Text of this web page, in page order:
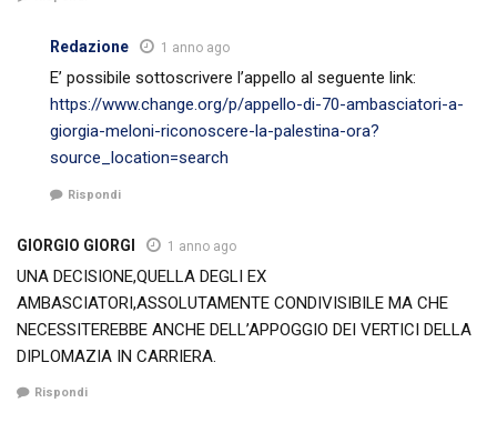
Redazione 1 anno ago
E’ possibile sottoscrivere l’appello al seguente link:
https://www.change.org/p/appello-di-70-ambasciatori-a-
giorgia-meloni-riconoscere-la-palestina-ora?
source_location=search
Rispondi
GIORGIO GIORGI 1 anno ago
UNA DECISIONE,QUELLA DEGLI EX
AMBASCIATORI,ASSOLUTAMENTE CONDIVISIBILE MA CHE
NECESSITEREBBE ANCHE DELL’APPOGGIO DEI VERTICI DELLA
DIPLOMAZIA IN CARRIERA.
Rispondi